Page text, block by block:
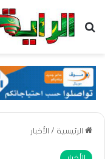
بحث عن
الرئيسية / الأخبار